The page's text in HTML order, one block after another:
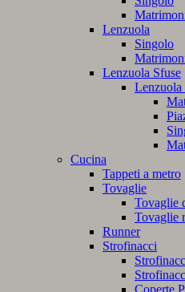
Lenzuola
Singolo
Lenzuola Sfuse
Lenzuola
Cucina
Tappeti a metro
Tovaglie
Tovaglie
Tovaglie
Runner
Strofinacci
Coperte